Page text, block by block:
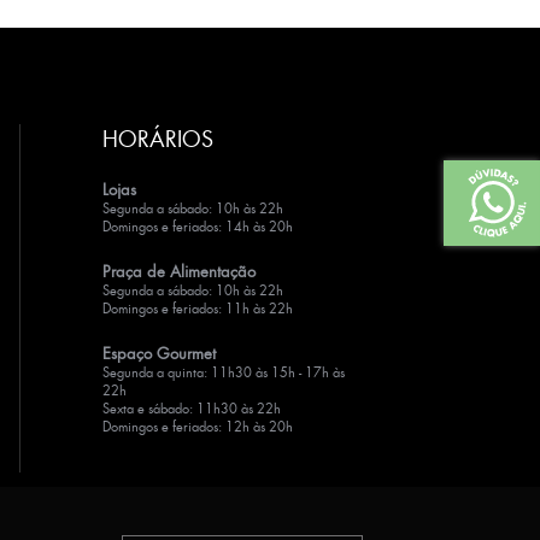
HORÁRIOS
Lojas
Segunda a sábado: 10h às 22h
Domingos e feriados: 14h às 20h
Praça de Alimentação
Segunda a sábado: 10h às 22h
Domingos e feriados: 11h às 22h
Espaço Gourmet
Segunda a quinta: 11h30 às 15h - 17h às
22h
Sexta e sábado: 11h30 às 22h
Domingos e feriados: 12h às 20h